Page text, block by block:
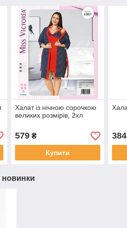
Халат із нічною сорочкою
великих розмірів, 2хл
579₴
Купити
384
новинки